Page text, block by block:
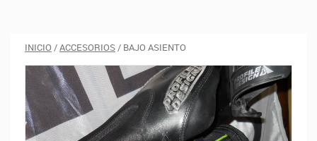
INICIO /ACCESORIOS/ BAJO ASIENTO